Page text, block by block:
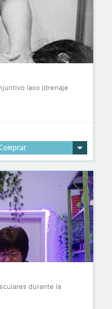
laxo (drenaje
durante la